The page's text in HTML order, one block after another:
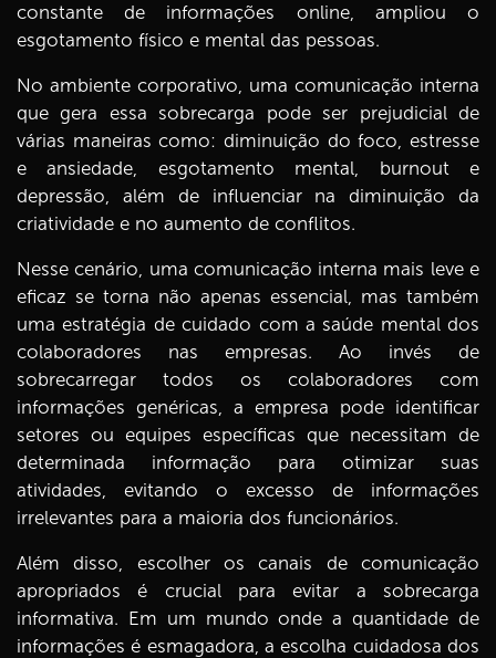
constante de informações online, ampliou o
esgotamento físico e mental das pessoas.
No ambiente corporativo, uma comunicação interna
que gera essa sobrecarga pode ser prejudicial de
várias maneiras como: diminuição do foco, estresse
e ansiedade, esgotamento mental, burnout e
depressão, além de influenciar na diminuição da
criatividade e no aumento de conflitos.
Nesse cenário, uma comunicação interna mais leve e
eficaz se torna não apenas essencial, mas também
uma estratégia de cuidado com a saúde mental dos
colaboradores nas empresas. Ao invés de
sobrecarregar todos os colaboradores com
informações genéricas, a empresa pode identificar
setores ou equipes específicas que necessitam de
determinada informação para otimizar suas
atividades, evitando o excesso de informações
irrelevantes para a maioria dos funcionários.
Além disso, escolher os canais de comunicação
apropriados é crucial para evitar a sobrecarga
informativa. Em um mundo onde a quantidade de
informações é esmagadora, a escolha cuidadosa dos